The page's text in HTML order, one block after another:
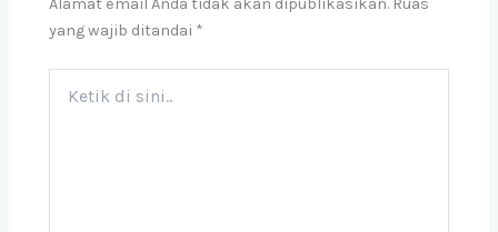
Alamat email Anda tidak akan dipublikasikan. Ruas
yang wajib ditandai *